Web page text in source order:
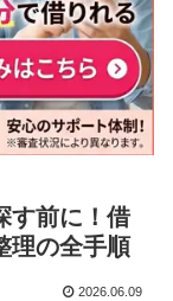
す前に！借
理の全手順
2026.06.09